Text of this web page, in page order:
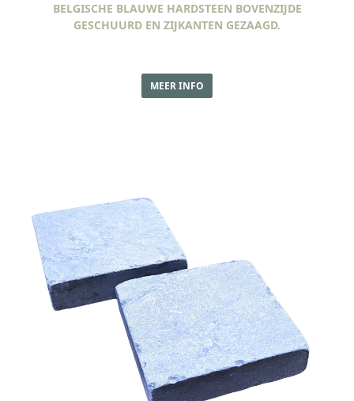
BELGISCHE BLAUWE HARDSTEEN BOVENZIJDE
GESCHUURD EN ZIJKANTEN GEZAAGD.
MEER INFO